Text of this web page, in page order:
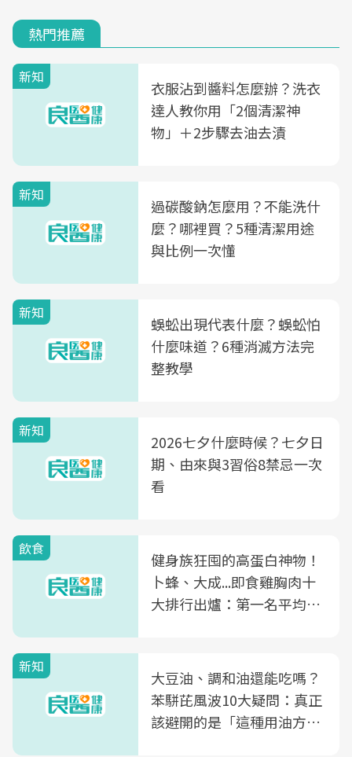
熱門推薦
新知
衣服沾到醬料怎麼辦？洗衣
達人教你用「2個清潔神
物」＋2步驟去油去漬
新知
過碳酸鈉怎麼用？不能洗什
麼？哪裡買？5種清潔用途
與比例一次懂
新知
蜈蚣出現代表什麼？蜈蚣怕
什麼味道？6種消滅方法完
整教學
新知
2026七夕什麼時候？七夕日
期、由來與3習俗8禁忌一次
看
飲食
健身族狂囤的高蛋白神物！
卜蜂、大成...即食雞胸肉十
大排行出爐：第一名平均一
新知
大豆油、調和油還能吃嗎？
苯駢芘風波10大疑問：真正
該避開的是「這種用油方